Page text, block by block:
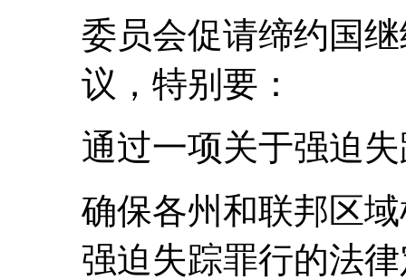
委员会促请缔约国
议，特别要：
通过一项关于强迫
确保各州和联邦区
强迫失踪罪行的法